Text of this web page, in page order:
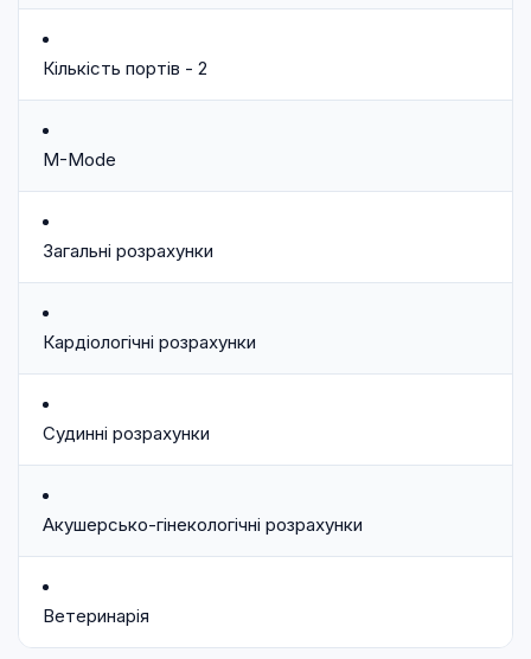
Кількість портів - 2
M-Mode
Загальні розрахунки
Кардіологічні розрахунки
Судинні розрахунки
Акушерсько-гінекологічні розрахунки
Ветеринарія